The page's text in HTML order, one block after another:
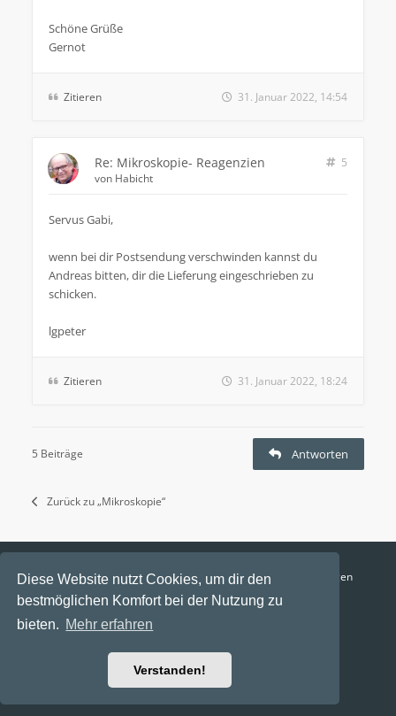
Diese Website nutzt Cookies, um dir den
bestmöglichen Komfort bei der Nutzung zu
bieten. Mehr erfahren
Verstanden!
Schöne Grüße
Gernot
Zitieren 31. Januar 2022, 14:54
Re: Mikroskopie- Reagenzien
5
von Habicht
Servus Gabi,
wenn bei dir Postsendung verschwinden kannst du
Andreas bitten, dir die Lieferung eingeschrieben zu
schicken.
lgpeter
Zitieren 31. Januar 2022, 18:24
5 Beiträge Antworten
Zurück zu „Mikroskopie“
Funga Austria FAQ Datenschutz
Nutzungsbedingungen
Alle Zeiten sind UTC+02:00
Aktuelle Zeit: 9. August 2026, 17:48
Powered byphpBB® Forum Software © phpBB Limited
Ravaio Theme by